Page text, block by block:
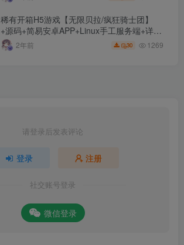
稀有开箱H5游戏【无限贝拉/疯狂骑士团】
+源码+简易安卓APP+Linux手工服务端+详细
搭建教程
2年前 30 1269
请登录后发表评论
登录 注册
社交账号登录
微信登录